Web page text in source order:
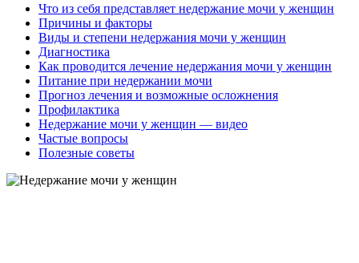
Что из себя представляет недержание мочи у женщин
Причины и факторы
Виды и степени недержания мочи у женщин
Диагностика
Как проводится лечение недержания мочи у женщин
Питание при недержании мочи
Прогноз лечения и возможные осложнения
Профилактика
Недержание мочи у женщин — видео
Частые вопросы
Полезные советы